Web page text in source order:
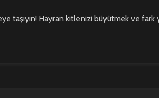
taşıyın! Hayran kitlenizi büyütmek ve